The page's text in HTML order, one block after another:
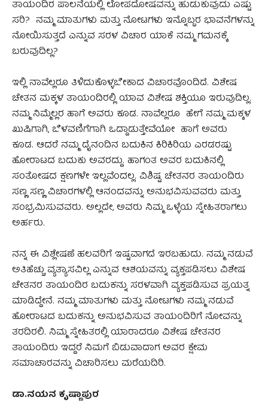
ತಾಯಂದಿರ ಪಾಲನೆಯಲ್ಲಿ ಲೋಪದೋಷವನ್ನು ಹುಡುಕುವುದು ಎಷ್ಟು
ಸರಿ? ನಮ್ಮ ಮಾತುಗಳು ಮತ್ತು ನೋಟಗಳು ಇನ್ನೊಬ್ಬರ ಭಾವನೆಗಳನ್ನು
ನೋಯಿಸುತ್ತದೆ ಎನ್ನುವ ಸರಳ ವಿಚಾರ ಯಾಕೆ ನಮ್ಮ ಗಮನಕ್ಕೆ
ಬರುವುದಿಲ್ಲ?
ಇಲ್ಲಿ ನಾವೆಲ್ಲರೂ ತಿಳಿದುಕೊಳ್ಳಬೇಕಾದ ವಿಚಾರವೊಂದಿದೆ. ವಿಶೇಷ
ಚೇತನ ಮಕ್ಕಳ ತಾಯಂದಿರಲ್ಲಿ ಯಾವ ವಿಶೇಷ ಶಕ್ತಿಯೂ ಇರುವುದಿಲ್ಲ.
ನಮ್ಮ ನಿಮ್ಮೆಲ್ಲರ ಹಾಗೆ ಅವರು ಕೂಡ. ನಾವೆಲ್ಲರೂ ಹೇಗೆ ನಮ್ಮ ಮಕ್ಕಳ
ಖುಷಿಗಾಗಿ, ಬೆಳವಣಿಗೆಗಾಗಿ ಒದ್ದಾಡುತ್ತೇವೆಯೋ ಹಾಗೆ ಅವರು
ಕೂಡ. ಆದರೆ ನಮ್ಮ ದೈನಂದಿನ ಬದುಕಿನ ಕಿರಿಕಿರಿಯ ಎರಡರಷ್ಟು
ಹೋರಾಟದ ಬದುಕು ಅವರದ್ದು. ಹಾಗಂತ ಅವರ ಬದುಕಿನಲ್ಲಿ
ಸಂತೋಷದ ಕ್ಷಣಗಳೇ ಇಲ್ಲವೆಂದಲ್ಲ. ವಿಶಿಷ್ಟ ಚೇತನರ ತಾಯಂದಿರು
ಸಣ್ಣ ಸಣ್ಣ ವಿಚಾರಗಳಲ್ಲಿ ಆನಂದವನ್ನು ಅನುಭವಿಸುವವರು ಮತ್ತು
ಸಂಭ್ರಮಿಸುವವರು. ಅಲ್ಲದೇ, ಅವರು ನಿಮ್ಮ ಒಳ್ಳೆಯ ಸ್ನೇಹಿತರಾಗಲು
ಅರ್ಹರು.
ನನ್ನ ಈ ವಿಶ್ಲೇಷಣೆ ಹಲವರಿಗೆ ಇಷ್ಟವಾಗದೆ ಇರಬಹುದು. ನಮ್ಮ ನಡುವೆ
ಅತಿಹೆಚ್ಚು ವ್ಯತ್ಯಾಸವಿಲ್ಲ ಎನ್ನುವ ಆಶಯವನ್ನು ವ್ಯಕ್ತಪಡಿಸಲು ವಿಶೇಷ
ಚೇತನರ ತಾಯಂದಿರ ಬದುಕನ್ನು ಸರಳವಾಗಿ ವ್ಯಕ್ತಪಡಿಸುವ ಪ್ರಯತ್ನ
ಮಾಡಿದ್ದೇನೆ. ನಮ್ಮ ಮಾತುಗಳು ಮತ್ತು ನೋಟಗಳು ನಮ್ಮ ನಡುವೆ
ಹೋರಾಟದ ಬದುಕನ್ನು ಅನುಭವಿಸುವ ತಾಯಂದಿರಿಗೆ ನೋವನ್ನು
ತರದಿರಲಿ. ನಿಮ್ಮ ಸ್ನೇಹಿತರಲ್ಲಿ ಯಾರಾದರೂ ವಿಶೇಷ ಚೇತನರ
ತಾಯಂದಿರು ಇದ್ದರೆ ನಿಮಗೆ ಬಿಡುವಾದಾಗ ಅವರ ಕ್ಷೇಮ
ಸಮಾಚಾರವನ್ನು ವಿಚಾರಿಸಲು ಮರೆಯದಿರಿ.
ಡಾ.ನಯನ ಕೃಷ್ಣಾಪುರ